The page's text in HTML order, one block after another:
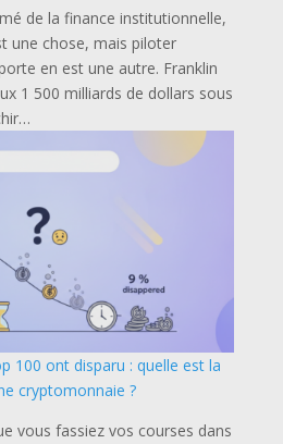
de la finance institutionnelle,
une chose, mais piloter
en est une autre. Franklin
1 500 milliards de dollars sous
100 ont disparu : quelle est la
cryptomonnaie ?
vous fassiez vos courses dans